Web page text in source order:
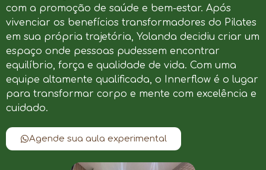
com a promoção de saúde e bem-estar. Após
vivenciar os benefícios transformadores do Pilates
em sua própria trajetória, Yolanda decidiu criar um
espaço onde pessoas pudessem encontrar
equilíbrio, força e qualidade de vida. Com uma
equipe altamente qualificada, o Innerflow é o lugar
para transformar corpo e mente com excelência e
cuidado.
Agende sua aula experimental